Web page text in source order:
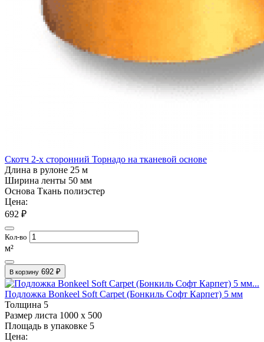
Скотч 2-х сторонний Торнадо на тканевой основе
Длина в рулоне 25 м
Ширина ленты 50 мм
Основа Ткань полиэстер
Цена:
692 ₽
Кол-во
м²
В корзину 692 ₽
Подложка Bonkeel Soft Carpet (Бонкиль Софт Карпет) 5 мм
Толщина 5
Размер листа 1000 х 500
Площадь в упаковке 5
Цена: